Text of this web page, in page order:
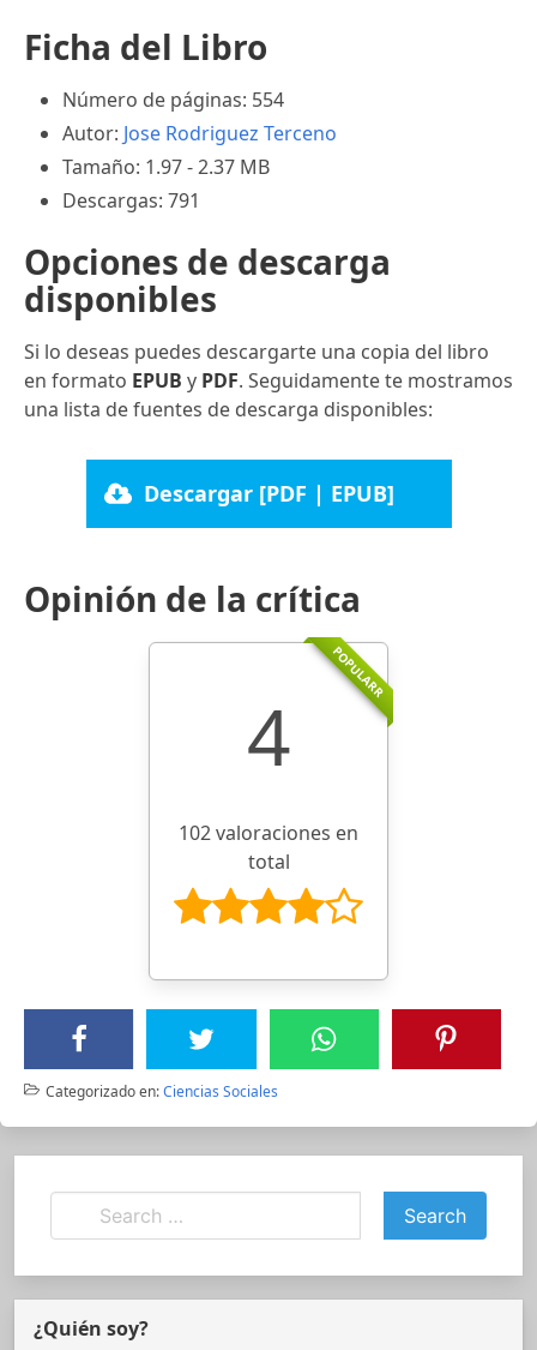
Ficha del Libro
Número de páginas: 554
Autor: Jose Rodriguez Terceno
Tamaño: 1.97 - 2.37 MB
Descargas: 791
Opciones de descarga
disponibles
Si lo deseas puedes descargarte una copia del libro
en formato EPUB y PDF. Seguidamente te mostramos
una lista de fuentes de descarga disponibles:
Descargar [PDF | EPUB]
Opinión de la crítica
POPULARR
4
102 valoraciones en
total
Categorizado en:Ciencias Sociales
¿Quién soy?